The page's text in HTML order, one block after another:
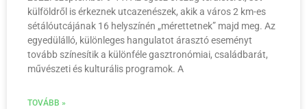
külföldről is érkeznek utcazenészek, akik a város 2 km-es
sétálóutcájának 16 helyszínén „mérettetnek” majd meg. Az
egyedülálló, különleges hangulatot árasztó eseményt
tovább színesítik a különféle gasztronómiai, családbarát,
művészeti és kulturális programok. A
TOVÁBB »